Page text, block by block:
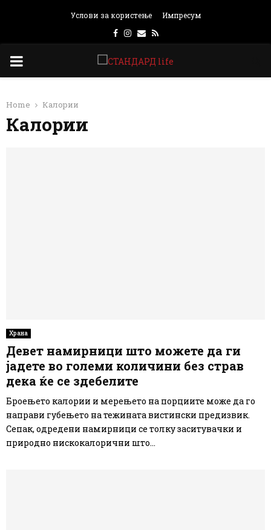
Услови за користење Импресум
Facebook
Instagram
Email
Rss
PRIMARY
Home Калории
Калории
Храна
Девет намирници што можете да ги
јадете во големи количини без страв
дека ќе се здебелите
Броењето калории и мерењето на порциите може да го
направи губењето на тежината вистински предизвик.
Сепак, одредени намирници се толку заситувачки и
природно нискокалорични што...